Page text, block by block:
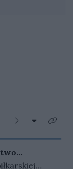
Następne
Rozwiń
Kliknij